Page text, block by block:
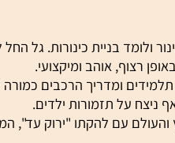
בניית כינורות. גל החל
שהוא עובד עם תלמידים ומדריך הרכבים כמורה
על תזמורות ילדים.